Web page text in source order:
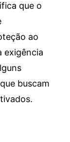
que o
ao
exigência
buscam